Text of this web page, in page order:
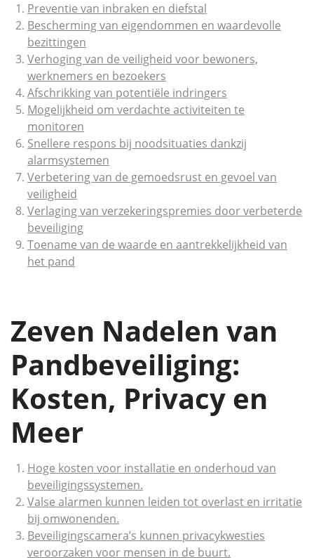
Preventie van inbraken en diefstal
Bescherming van eigendommen en waardevolle
bezittingen
Verhoging van de veiligheid voor bewoners,
werknemers en bezoekers
Afschrikking van potentiële indringers
Mogelijkheid om verdachte activiteiten te
monitoren
Snellere respons bij noodsituaties dankzij
alarmsystemen
Verbetering van de gemoedsrust en gevoel van
veiligheid
Verlaging van verzekeringspremies door verbeterde
beveiliging
Toename van de waarde en aantrekkelijkheid van
het pand
Zeven Nadelen van
Pandbeveiliging:
Kosten, Privacy en
Meer
Hoge kosten voor installatie en onderhoud van
beveiligingssystemen.
Valse alarmen kunnen leiden tot overlast en irritatie
bij omwonenden.
Beveiligingscamera’s kunnen privacykwesties
veroorzaken voor mensen in de buurt.